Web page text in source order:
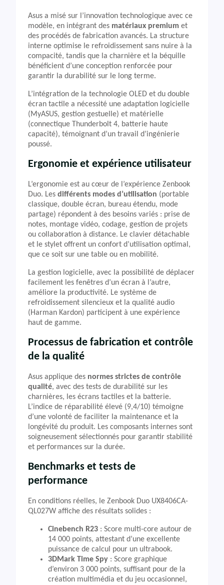
Asus a misé sur l’innovation technologique avec ce
modèle, en intégrant des matériaux premium et
des procédés de fabrication avancés. La structure
interne optimise le refroidissement sans nuire à la
compacité, tandis que la charnière et la béquille
bénéficient d’une conception renforcée pour
garantir la durabilité sur le long terme.
L’intégration de la technologie OLED et du double
écran tactile a nécessité une adaptation logicielle
(MyASUS, gestion gestuelle) et matérielle
(connectique Thunderbolt 4, batterie haute
capacité), témoignant d’un travail d’ingénierie
poussé.
Ergonomie et expérience utilisateur
L’ergonomie est au cœur de l’expérience Zenbook
Duo. Les différents modes d’utilisation (portable
classique, double écran, bureau étendu, mode
partage) répondent à des besoins variés : prise de
notes, montage vidéo, codage, gestion de projets
ou collaboration à distance. Le clavier détachable
et le stylet offrent un confort d’utilisation optimal,
que ce soit sur une table ou en mobilité.
La gestion logicielle, avec la possibilité de déplacer
facilement les fenêtres d’un écran à l’autre,
améliore la productivité. Le système de
refroidissement silencieux et la qualité audio
(Harman Kardon) participent à une expérience
haut de gamme.
Processus de fabrication et contrôle
de la qualité
Asus applique des normes strictes de contrôle
qualité, avec des tests de durabilité sur les
charnières, les écrans tactiles et la batterie.
L’indice de réparabilité élevé (9,4/10) témoigne
d’une volonté de faciliter la maintenance et la
longévité du produit. Les composants internes sont
soigneusement sélectionnés pour garantir stabilité
et performances sur la durée.
Benchmarks et tests de
performance
En conditions réelles, le Zenbook Duo UX8406CA-
QL027W affiche des résultats solides :
Cinebench R23 : Score multi-core autour de
14 000 points, attestant d’une excellente
puissance de calcul pour un ultrabook.
3DMark Time Spy : Score graphique
d’environ 3 000 points, suffisant pour de la
création multimédia et du jeu occasionnel,